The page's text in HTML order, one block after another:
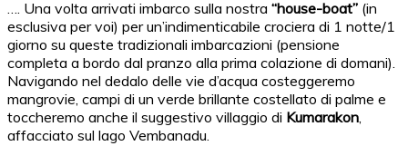
…. Una volta arrivati imbarco sulla nostra “house-boat” (in
esclusiva per voi) per un’indimenticabile crociera di 1 notte/1
giorno su queste tradizionali imbarcazioni (pensione
completa a bordo dal pranzo alla prima colazione di domani).
Navigando nel dedalo delle vie d’acqua costeggeremo
mangrovie, campi di un verde brillante costellato di palme e
toccheremo anche il suggestivo villaggio di Kumarakon,
affacciato sul lago Vembanadu.